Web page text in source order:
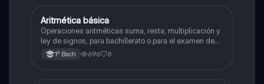
Matemáticas
Aritmética básica
Operaciones aritméticas suma, resta, multiplicación y
ley de signos, para bachillerato o para el examen de
admisión a la universidad
1º Bach 696 8